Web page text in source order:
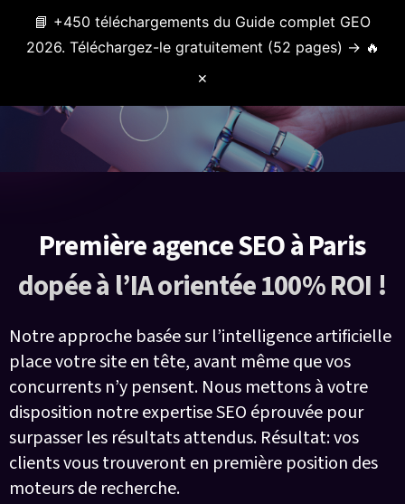
📘 +450 téléchargements du Guide complet GEO
2026. Téléchargez-le gratuitement (52 pages) → 🔥
✕
Menu
Première agence SEO à Paris
dopée à l’IA orientée 100% ROI !
Notre approche basée sur l’intelligence artificielle
place votre site en tête, avant même que vos
concurrents n’y pensent. Nous mettons à votre
disposition notre expertise SEO éprouvée pour
surpasser les résultats attendus. Résultat: vos
clients vous trouveront en première position des
moteurs de recherche.